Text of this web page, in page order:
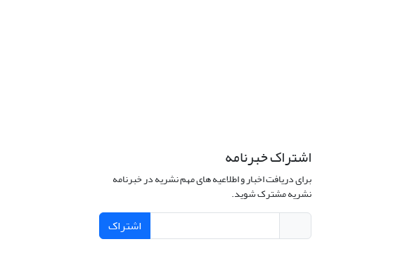
اشتراک خبرنامه
برای دریافت اخبار و اطلاعیه های مهم نشریه در خبرنامه
نشریه مشترک شوید.
اشتراک